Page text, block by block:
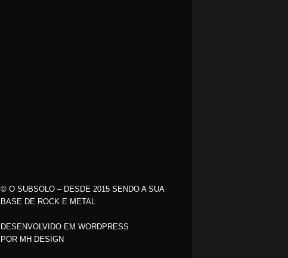
© O SUBSOLO – DESDE 2015 SENDO A SUA
BASE DE ROCK E METAL
DESENVOLVIDO EM WORDPRESS
POR MH DESIGN